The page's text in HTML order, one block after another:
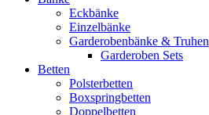
Eckbänke
Einzelbänke
Garderobenbänke & Truhen
Garderoben Sets
Betten
Polsterbetten
Boxspringbetten
Doppelbetten